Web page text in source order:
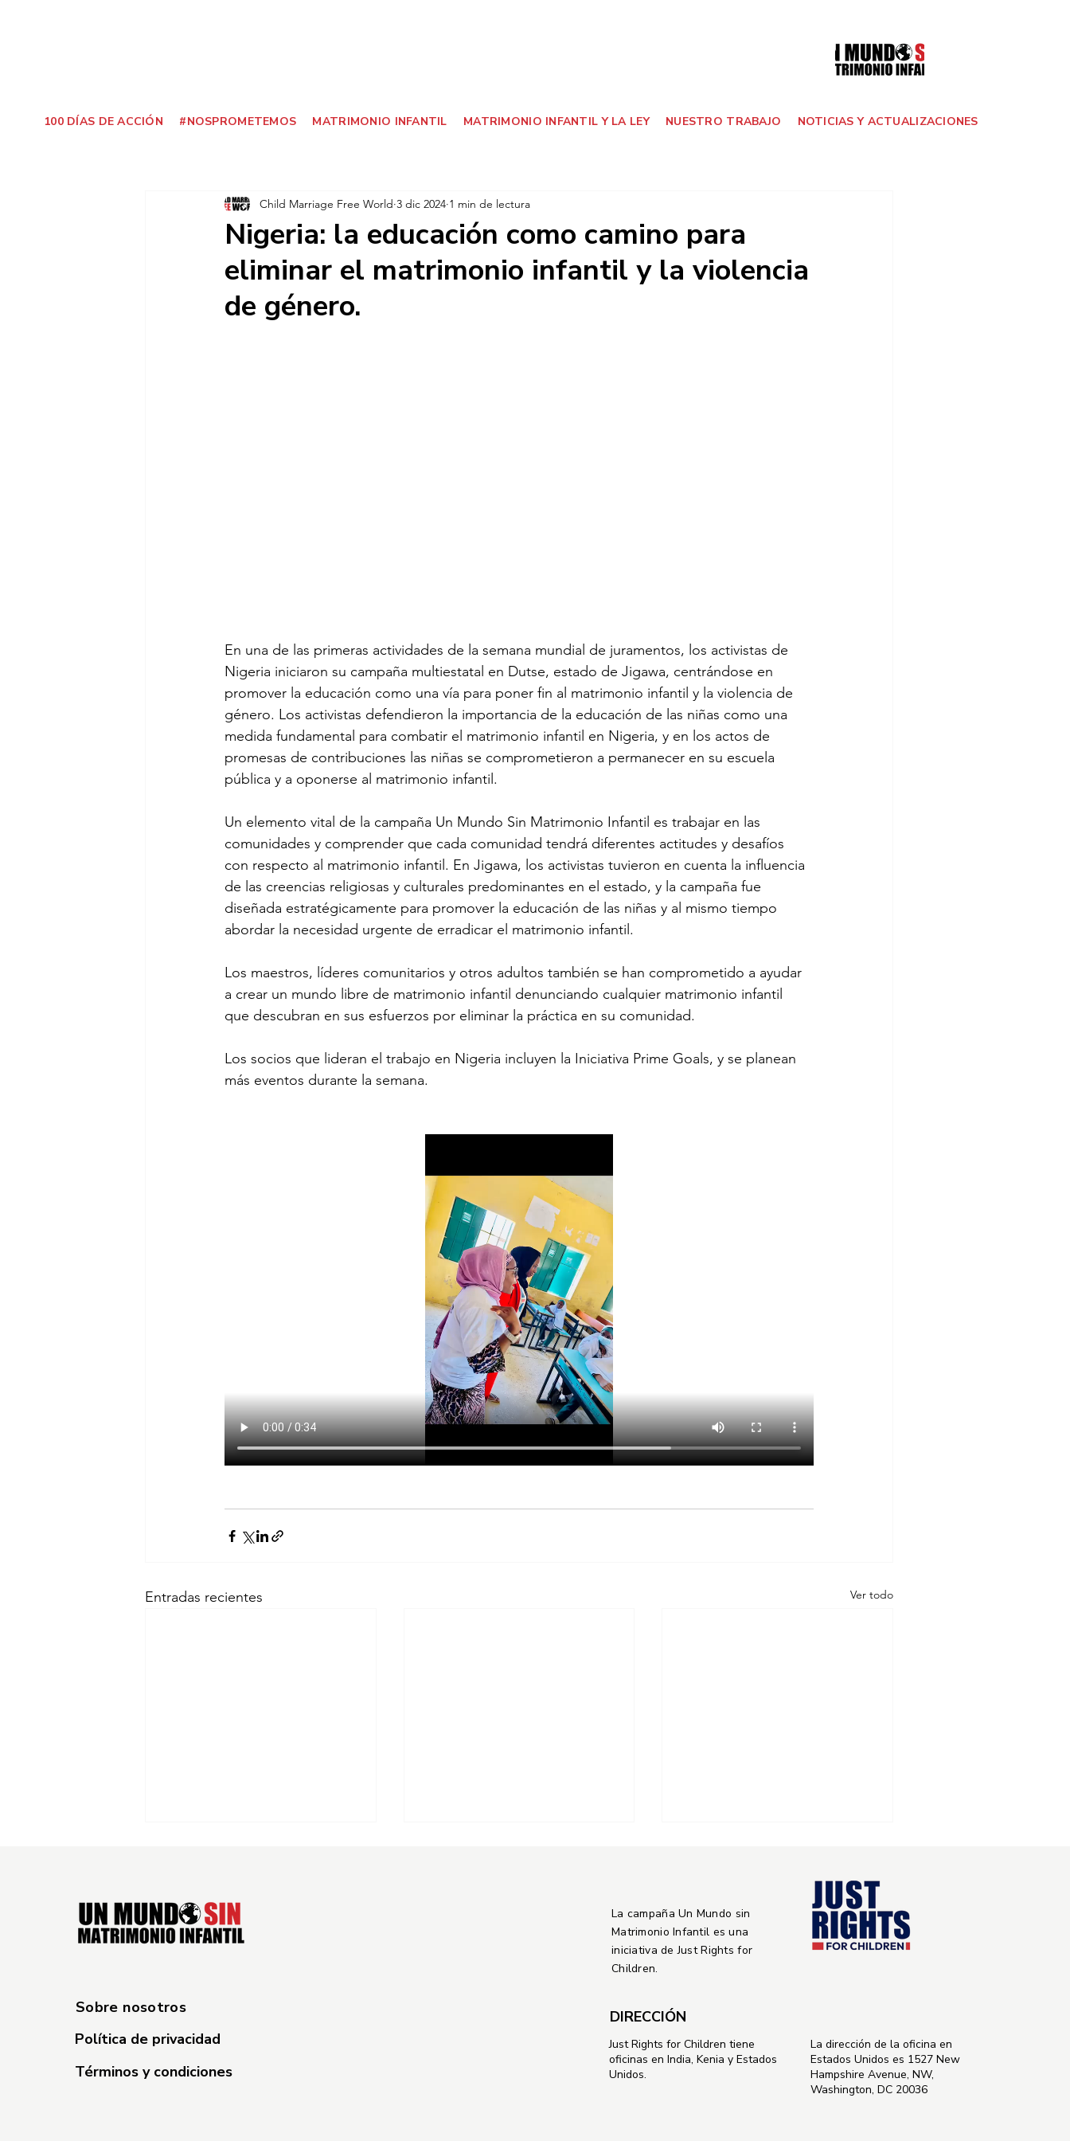
Nigeria: la educación como camino para
eliminar el matrimonio infantil y la violencia
de género.
Child Marriage Free World 3 dic 2024 1 min de lectura
En una de las primeras actividades de la semana mundial de juramentos, los activistas de
Nigeria iniciaron su campaña multiestatal en Dutse, estado de Jigawa, centrándose en
promover la educación como una vía para poner fin al matrimonio infantil y la violencia de
género. Los activistas defendieron la importancia de la educación de las niñas como una
medida fundamental para combatir el matrimonio infantil en Nigeria, y en los actos de
promesas de contribuciones las niñas se comprometieron a permanecer en su escuela
pública y a oponerse al matrimonio infantil.
Un elemento vital de la campaña Un Mundo Sin Matrimonio Infantil es trabajar en las
comunidades y comprender que cada comunidad tendrá diferentes actitudes y desafíos
con respecto al matrimonio infantil. En Jigawa, los activistas tuvieron en cuenta la influencia
de las creencias religiosas y culturales predominantes en el estado, y la campaña fue
diseñada estratégicamente para promover la educación de las niñas y al mismo tiempo
abordar la necesidad urgente de erradicar el matrimonio infantil.
Los maestros, líderes comunitarios y otros adultos también se han comprometido a ayudar
a crear un mundo libre de matrimonio infantil denunciando cualquier matrimonio infantil
que descubran en sus esfuerzos por eliminar la práctica en su comunidad.
Los socios que lideran el trabajo en Nigeria incluyen la Iniciativa Prime Goals, y se planean
más eventos durante la semana.
Entradas recientes Ver todo
líderes religiosos se unen
contra el matrimonio
sobre la Condición Jurídica y
Kalabankoro
100 DÍAS DE ACCIÓN #NOSPROMETEMOS MATRIMONIO INFANTIL MATRIMONIO INFANTIL Y LA LEY NUESTRO TRABAJO NOTICIAS Y ACTUALIZACIONES
Sobre nosotros
Política de privacidad
Términos y condiciones
La campaña Un Mundo sin
Matrimonio Infantil es una
iniciativa de Just Rights for
Children.
DIRECCIÓN
Just Rights for Children tiene
oficinas en India, Kenia y Estados
Unidos.
La dirección de la oficina en
Estados Unidos es 1527 New
Hampshire Avenue, NW,
Washington, DC 20036